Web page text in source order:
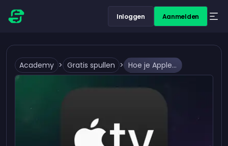
Inloggen Aanmelden
Academy > Gratis spullen > Hoe je Apple TV Plus écht gratis of goedkoop kunt krijgen